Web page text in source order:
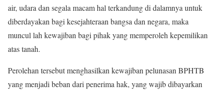
air, udara dan segala macam hal terkandung di dalamnya untuk
diberdayakan bagi kesejahteraan bangsa dan negara, maka
muncul lah kewajiban bagi pihak yang memperoleh kepemilikan
atas tanah.
Perolehan tersebut menghasilkan kewajiban pelunasan BPHTB
yang menjadi beban dari penerima hak, yang wajib dibayarkan